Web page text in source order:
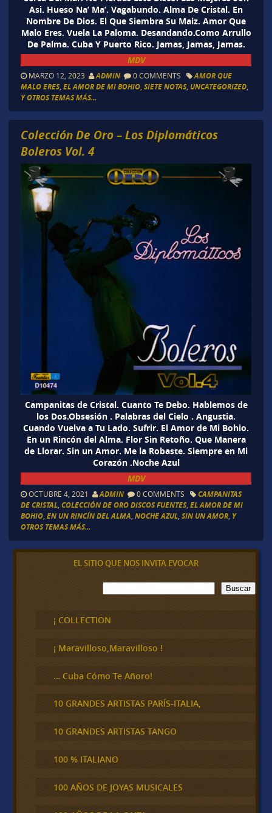
Asi. Hueso Na’ Ma’. Vagabundo. Alma De Cristal. En
Nombre De Dios. El Que Siembra Su Maiz. Amor Que
Malo Eres. Vuela La Paloma. Desandando.Como Arrullo
De Palma. Cuba Y Puerto Rico. Jamas, Jamas, Jamas.
MDV
MARZO 12, 2023 ADMIN 0 COMMENTS
AMOR QUE
MALO ERES, EL AMOR DE MI BOHIO, SIETE NOTAS, UNCATEGORIZED,
Y OTROS TEMAS MÁS...
Colección De Oro – Los Diplomáticos
Boleros Vol. 4
Campanitas de Cristal. Cuanto Te Debo. Hablemos de
los Dos.Obsesión . Palabras del Cielo . Angustia.
Cuando Vuelva a Tu Lado. Sufrir. El Amor de Mi Bohio.
En un Rincón del Alma. Flor Sin Retoño. Que Manera
de Llorar. Sin un Amor. Me la Robaste. Siempre en Mi
Corazón .Noche Azul
MDV
OCTUBRE 4, 2021 ADMIN 0 COMMENTS
CAMPANITAS
DE CRISTAL, COLECCIÓN DE ORO DISCOS FUENTES, EL AMOR DE MI
BOHIO, EN UN RINCÍN DEL ALMA, NOCHE AZUL, SIN UN AMOR, Y
OTROS TEMAS MÁS...
EL SITIO QUE NOS INVITA EVOCAR
B
u
c
a
Buscar
¡ COLLECTION
¡ Maravilloso,Maravilloso !
… Cuba Cómo Te Añoro!
10 GRANDES ARTISTAS PARÍS-ITALIA,
10 GRANDES ARTISTAS TANGO
100 % ITALIANO
100 AÑOS DE JOYAS MUSICALES